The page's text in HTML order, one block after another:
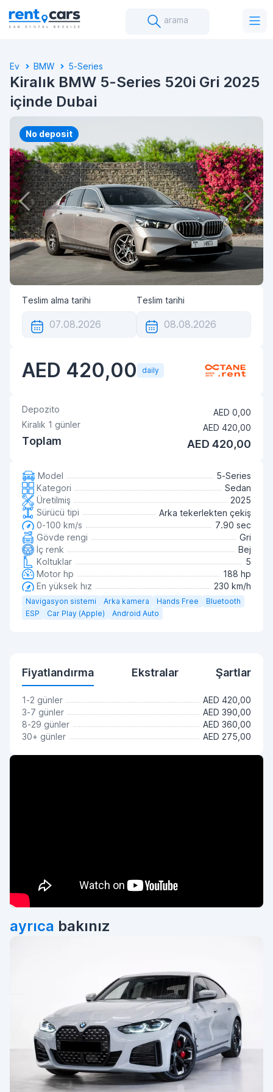
arama
Ev BMW 5-Series
Kiralık BMW 5-Series 520i Gri 2025
içinde Dubai
No deposit
Teslim alma tarihi Teslim tarihi
AED 420,00 daily
Depozito
AED 0,00
Kiralık 1 günler AED 420,00
Toplam AED 420,00
Model
5-Series
Kategori
Sedan
Üretilmiş
2025
Sürücü tipi
Arka tekerlekten çekiş
0-100 km/s
7.90 sec
Gövde rengi
Gri
İç renk
Bej
Koltuklar
5
Motor hp
188 hp
En yüksek hız
230 km/h
Navigasyon sistemi Arka kamera Hands Free
Bluetooth
ESP
Car Play (Apple) Android Auto
Fiyatlandırma Ekstralar Şartlar
1-2 günler
AED 420,00
3-7 günler
AED 390,00
8-29 günler
AED 360,00
30+ günler
AED 275,00
ayrıca bakınız